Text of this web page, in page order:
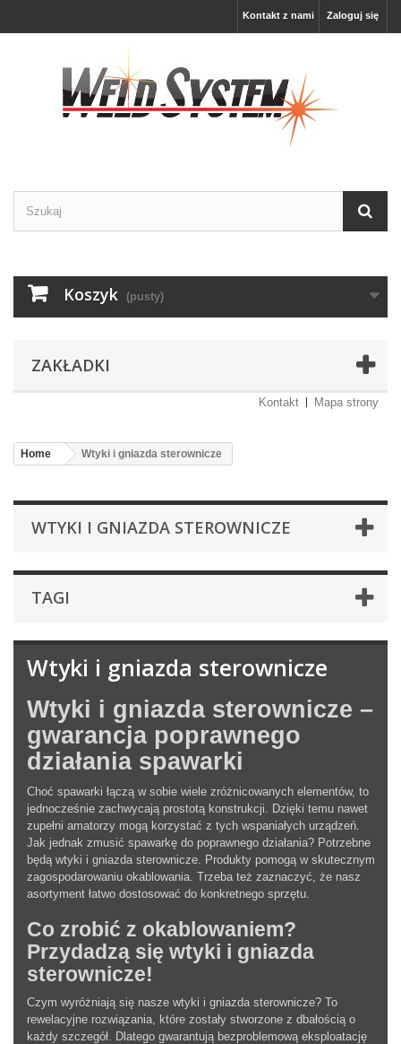
Zaloguj się
Kontakt z nami
Koszyk (pusty)
ZAKŁADKI
Kontakt Mapa strony
Home Wtyki i gniazda sterownicze
WTYKI I GNIAZDA STEROWNICZE
TAGI
Wtyki i gniazda sterownicze
Wtyki i gniazda sterownicze –
gwarancja poprawnego
działania spawarki
Choć spawarki łączą w sobie wiele zróżnicowanych elementów, to
jednocześnie zachwycają prostotą konstrukcji. Dzięki temu nawet
zupełni amatorzy mogą korzystać z tych wspaniałych urządzeń.
Jak jednak zmusić spawarkę do poprawnego działania? Potrzebne
będą wtyki i gniazda sterownicze. Produkty pomogą w skutecznym
zagospodarowaniu okablowania. Trzeba też zaznaczyć, że nasz
asortyment łatwo dostosować do konkretnego sprzętu.
Co zrobić z okablowaniem?
Przydadzą się wtyki i gniazda
sterownicze!
Czym wyróżniają się nasze wtyki i gniazda sterownicze? To
rewelacyjne rozwiązania, które zostały stworzone z dbałością o
każdy szczegół. Dlatego gwarantują bezproblemową eksploatację